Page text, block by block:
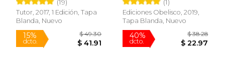
(19)
Tutor, 2017, 1 Edición, Tapa
Blanda, Nuevo
(1)
Ediciones Obelisco, 2019,
Tapa Blanda, Nuevo